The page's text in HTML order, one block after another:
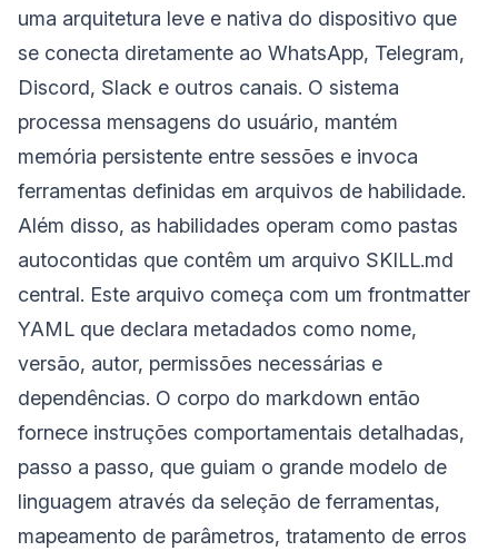
uma arquitetura leve e nativa do dispositivo que
se conecta diretamente ao WhatsApp, Telegram,
Discord, Slack e outros canais. O sistema
processa mensagens do usuário, mantém
memória persistente entre sessões e invoca
ferramentas definidas em arquivos de habilidade.
Além disso, as habilidades operam como pastas
autocontidas que contêm um arquivo SKILL.md
central. Este arquivo começa com um frontmatter
YAML que declara metadados como nome,
versão, autor, permissões necessárias e
dependências. O corpo do markdown então
fornece instruções comportamentais detalhadas,
passo a passo, que guiam o grande modelo de
linguagem através da seleção de ferramentas,
mapeamento de parâmetros, tratamento de erros